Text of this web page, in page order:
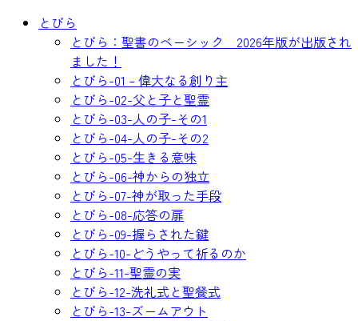
とびら
とびら：聖書のベーシック 2026年版が出版され
ました！
とびら-01 – 偉大なる創り主
とびら-02-父と子と聖霊
とびら-03-人の子-その1
とびら-04-人の子-その2
とびら-05-生きる意味
とびら-06-神からの独立
とびら-07-神が取った手段
とびら-08-応答の扉
とびら-09-握らされた鍵
とびら-10-どうやって祈るのか
とびら-11-聖霊の実
とびら-12-洗礼式と聖餐式
とびら-13-ズームアウト